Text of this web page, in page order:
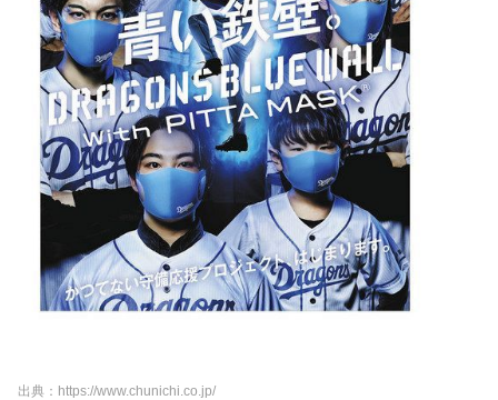
出典：https://www.chunichi.co.jp/